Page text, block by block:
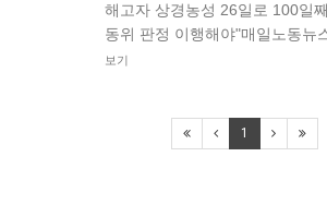
해고자 상경농성 26일로 100일
동위 판정 이행해야"매일노동뉴
보기
1